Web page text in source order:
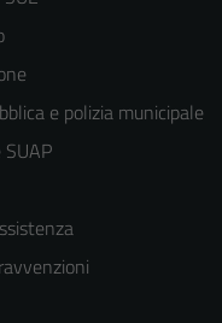
e polizia municipale